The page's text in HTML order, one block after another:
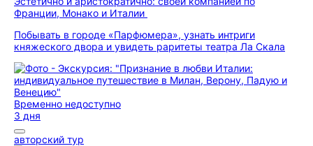
Франции, Монако и Италии
Побывать в городе «Парфюмера», узнать интриги
княжеского двора и увидеть раритеты театра Ла Скала
Временно недоступно
3 дня
авторский тур